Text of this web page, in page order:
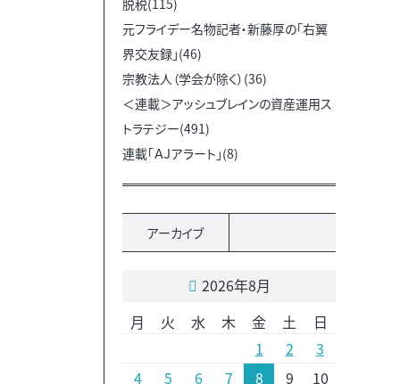
元フライデー名物記者・新藤厚の「右翼
界交友録」(46)
宗教法人（学会が除く）(36)
＜連載＞アッシュブレインの資産運用ス
トラテジー(491)
連載「ＡＪアラート」(8)
アーカイブ
2026年8月
月
火 水 木 金 土
日
1
2
3
4
5 6 7 8 9 10